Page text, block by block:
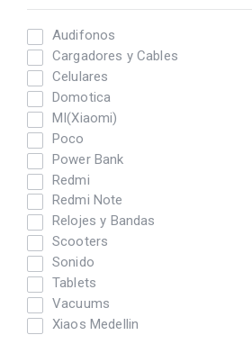
Audifonos
Cargadores y Cables
Celulares
Domotica
MI(Xiaomi)
Poco
Power Bank
Redmi
Redmi Note
Relojes y Bandas
Scooters
Sonido
Tablets
Vacuums
Xiaos Medellin